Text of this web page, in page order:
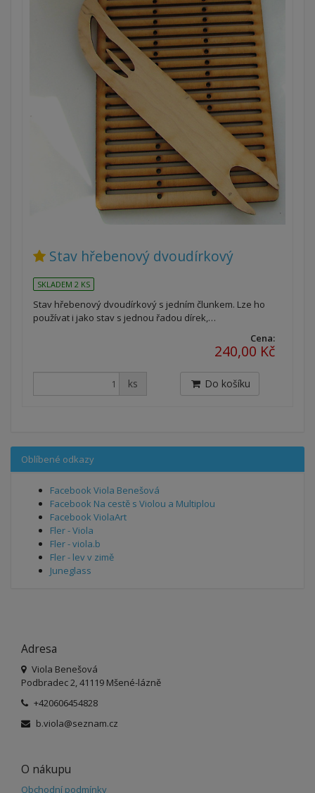
Stav hřebenový dvoudírkový
SKLADEM 2 KS
Stav hřebenový dvoudírkový s jedním člunkem. Lze ho
používat i jako stav s jednou řadou dírek,…
Cena:
240,00 Kč
ks Do košíku
Oblíbené odkazy
Facebook Viola Benešová
Facebook Na cestě s Violou a Multiplou
Facebook ViolaArt
Fler - Viola
Fler - viola.b
Fler - lev v zimě
Juneglass
Adresa
Viola Benešová
Podbradec 2, 41119 Mšené-lázně
+420606454828
b.viola@seznam.cz
O nákupu
Obchodní podmínky